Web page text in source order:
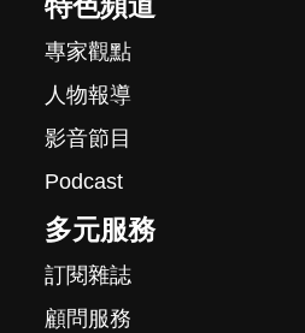
特色頻道
專家觀點
人物報導
影音節目
Podcast
多元服務
訂閱雜誌
顧問服務